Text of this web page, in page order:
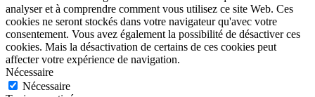
analyser et à comprendre comment vous utilisez ce site Web. Ces
cookies ne seront stockés dans votre navigateur qu'avec votre
consentement. Vous avez également la possibilité de désactiver ces
cookies. Mais la désactivation de certains de ces cookies peut
affecter votre expérience de navigation.
Nécessaire
Nécessaire